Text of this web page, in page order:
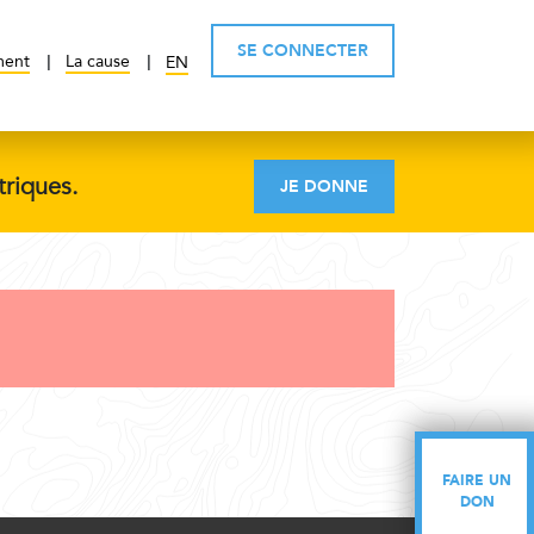
La cause EN
SE CONNECTER
FAIRE UN
DON
JE DONNE
FAIRE UN
DON